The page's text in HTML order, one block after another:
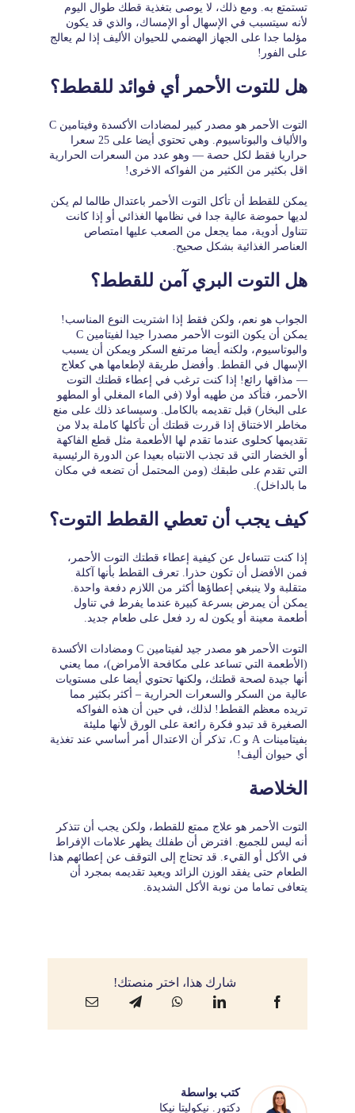
تستمتع به. ومع ذلك، لا يوصى بتغذية قطك طوال اليوم
لأنه سيتسبب في الإسهال أو الإمساك، والذي قد يكون
مؤلما جدا على الجهاز الهضمي للحيوان الأليف إذا لم يعالج
على الفور!
هل للتوت الأحمر أي فوائد للقطط؟
التوت الأحمر هو مصدر كبير لمضادات الأكسدة وفيتامين C
والألياف والبوتاسيوم. وهي تحتوي أيضا على 25 سعرا
حراريا فقط لكل حصة — وهو عدد من السعرات الحرارية
اقل بكثير من الكثير من الفواكه الاخرى!
يمكن للقطط أن تأكل التوت الأحمر باعتدال طالما لم يكن
لديها حموضة عالية جدا في نظامها الغذائي أو إذا كانت
تتناول أدوية، مما يجعل من الصعب عليها امتصاص
العناصر الغذائية بشكل صحيح.
هل التوت البري آمن للقطط؟
الجواب هو نعم، ولكن فقط إذا اشتريت النوع المناسب!
يمكن أن يكون التوت الأحمر مصدرا جيدا لفيتامين C
والبوتاسيوم، ولكنه أيضا مرتفع السكر ويمكن أن يسبب
الإسهال في القطط. وأفضل طريقة لإطعامها هي كعلاج
— مذاقها رائع! إذا كنت ترغب في إعطاء قطتك التوت
الأحمر، فتأكد من طهيه أولا (في الماء المغلي أو المطهو
على البخار) قبل تقديمه بالكامل. وسيساعد ذلك على منع
مخاطر الاختناق إذا قررت قطتك أن تأكلها كاملة بدلا من
تقديمها كحلوى عندما تقدم لها الأطعمة مثل قطع الفاكهة
أو الخضار التي قد تجذب الانتباه بعيدا عن الدورة الرئيسية
التي تقدم على طبقك (ومن المحتمل أن تضعه في مكان
ما بالداخل).
كيف يجب أن تعطي القطط التوت؟
إذا كنت تتساءل عن كيفية إعطاء قطتك التوت الأحمر،
فمن الأفضل أن تكون حذرا. تعرف القطط بأنها آكلة
متقلبة ولا ينبغي إعطاؤها أكثر من اللازم دفعة واحدة.
يمكن أن يمرض بسرعة كبيرة عندما يفرط في تناول
أطعمة معينة أو يكون له رد فعل على طعام جديد.
التوت الأحمر هو مصدر جيد لفيتامين C ومضادات الأكسدة
(الأطعمة التي تساعد على مكافحة الأمراض)، مما يعني
أنها جيدة لصحة قطتك، ولكنها تحتوي أيضا على مستويات
عالية من السكر والسعرات الحرارية – أكثر بكثير مما
تريده معظم القطط! لذلك، في حين أن هذه الفواكه
الصغيرة قد تبدو فكرة رائعة على الورق لأنها مليئة
بفيتامينات A و C، تذكر أن الاعتدال أمر أساسي عند تغذية
أي حيوان أليف!
الخلاصة
التوت الأحمر هو علاج ممتع للقطط، ولكن يجب أن تتذكر
أنه ليس للجميع. افترض أن طفلك يظهر علامات الإفراط
في الأكل أو القيء. قد تحتاج إلى التوقف عن إعطائهم هذا
الطعام حتى يفقد الوزن الزائد ويعيد تقديمه بمجرد أن
يتعافى تماما من نوبة الأكل الشديدة.
شارك هذا، اختر منصتك!
كتب بواسطة
دكتور. نيكوليتا نيكا